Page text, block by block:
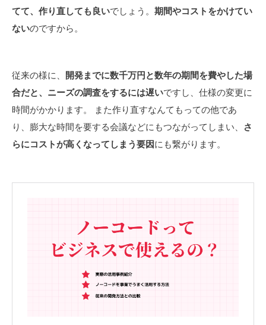
てて、作り直しても良いでしょう。 期間やコストをかけてい
ないのですから。
従来の様に、 開発までに数千万円と数年の期間を費やした場
合だと、ニーズの調査をするには遅いですし、仕様の変更に
時間がかかります。 また作り直すなんてもっての他であ
り、膨大な時間を要する会議などにもつながってしまい、
さ
らにコストが高くなってしまう要因にも繋がります。